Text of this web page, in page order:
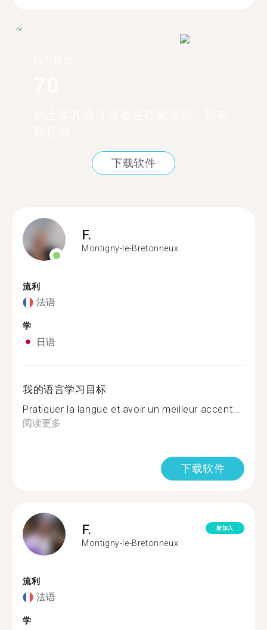
下载软件
F.
Montigny-le-Bretonneux
流利
法语
学
日语
我的语言学习目标
Pratiquer la langue et avoir un meilleur accent...
阅读更多
下载软件
F.
Montigny-le-Bretonneux
新加入
流利
法语
学